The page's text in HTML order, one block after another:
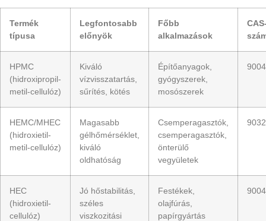
Termék
típusa
Legfontosabb
előnyök
Főbb
alkalmazások
HPMC
(hidroxipropil-
metil-cellulóz)
Kiváló
vízvisszatartás,
sűrítés, kötés
Építőanyagok,
gyógyszerek,
mosószerek
HEMC/MHEC
(hidroxietil-
metil-cellulóz)
Magasabb
gélhőmérséklet,
kiváló
oldhatóság
Csemperagasztók,
csemperagasztók,
önterülő
vegyületek
HEC
(hidroxietil-
cellulóz)
Jó hőstabilitás,
széles
viszkozitási
Festékek,
olajfúrás,
papírgyártás